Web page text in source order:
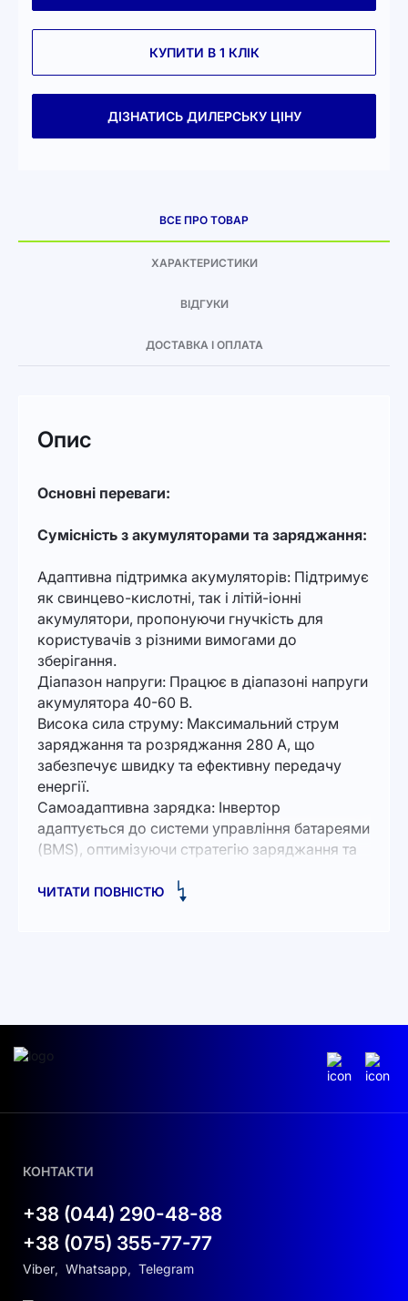
КУПИТИ В 1 КЛІК
ДІЗНАТИСЬ ДИЛЕРСЬКУ ЦІНУ
ВСЕ ПРО ТОВАР
ХАРАКТЕРИСТИКИ
ВІДГУКИ
ДОСТАВКА І ОПЛАТА
Опис
Основні переваги:
Сумісність з акумуляторами та заряджання:
Адаптивна підтримка акумуляторів: Підтримує
як свинцево-кислотні, так і літій-іонні
акумулятори, пропонуючи гнучкість для
користувачів з різними вимогами до
зберігання.
Діапазон напруги: Працює в діапазоні напруги
акумулятора 40-60 В.
Висока сила струму: Максимальний струм
заряджання та розряджання 280 А, що
забезпечує швидку та ефективну передачу
енергії.
Самоадаптивна зарядка: Інвертор
адаптується до системи управління батареями
(BMS), оптимізуючи стратегію заряджання та
800 В і діапазоном напруги MPPT 160-650 В,
оптимальний збір енергії від сонячних
Особливості виходу змінного струму:
Висока вихідна потужність: Забезпечує
ЧИТАТИ ПОВНІСТЮ
КОНТАКТИ
+38 (044) 290-48-88
+38 (075) 355-77-77
Viber, Whatsapp, Telegram